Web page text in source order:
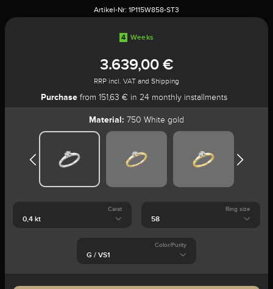
Artikel-Nr: 1P115W858-ST3
4 Weeks
3.639,00 €
RRP incl. VAT and Shipping
Purchase from 151,63 € in 24 monthly installments
Material: 750 White gold
Carat Ring size
Color/Purity